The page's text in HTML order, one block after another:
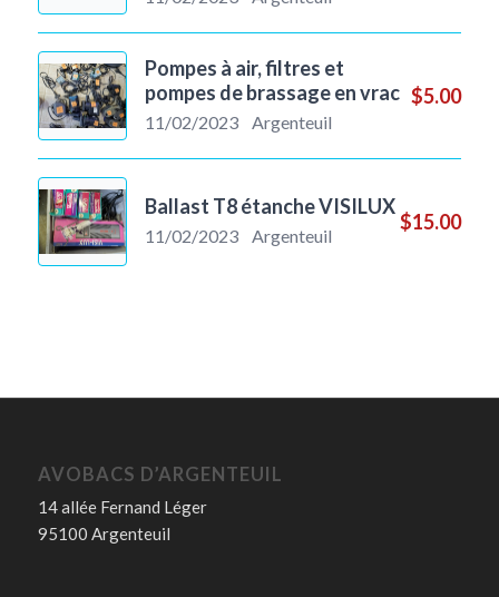
Pompes à air, filtres et
pompes de brassage en vrac
11/02/2023 Argenteuil
$5.00
Ballast T8 étanche VISILUX
11/02/2023 Argenteuil
$15.00
AVOBACS D’ARGENTEUIL
14 allée Fernand Léger
95100 Argenteuil